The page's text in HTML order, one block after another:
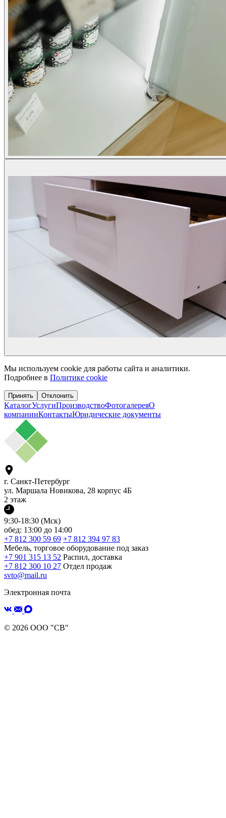
Мы используем cookie для работы сайта и аналитики.
Подробнее в Политике cookie
Принять Отклонить
КаталогУслугиПроизводствоФотогалереяО
компанииКонтактыЮридические документы
г. Санкт-Петербург
ул. Маршала Новикова, 28 корпус 4Б
2 этаж
9:30-18:30 (Мск)
обед: 13:00 до 14:00
+7 812 300 59 69 +7 812 394 97 83
Мебель, торговое оборудование под заказ
+7 901 315 13 52 Распил, доставка
+7 812 300 10 27 Отдел продаж
svto@mail.ru
Электронная почта
© 2026 ООО "СВ"